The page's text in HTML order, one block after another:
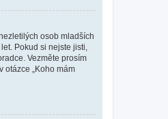
osob mladších
Pokud si nejste jisti,
Vezměte prosím
otázce „Koho mám